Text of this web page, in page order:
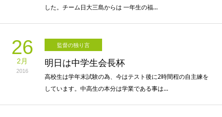
した。チーム日大三島からは 一年生の福…
26
2月
2016
監督の独り言
明日は中学生会長杯
高校生は学年末試験の為、今はテスト後に2時間程の自主練を
しています。中高生の本分は学業である事は…